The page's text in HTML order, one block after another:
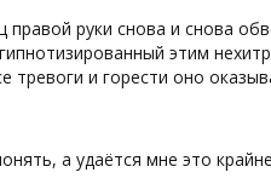
правой руки снова и снова
этим
и горести оно
а удаётся мне это